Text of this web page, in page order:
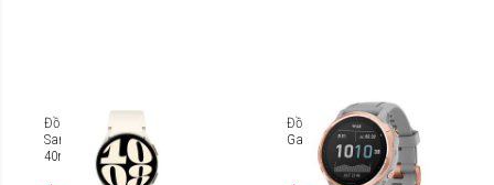
Đồng hồ thông minh
Samsung Galaxy Watch6
40mm BT SM-R930
Đồng hồ thông minh
Garmin Fenix 6S Sapphire